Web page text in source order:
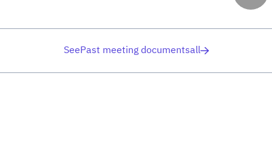
SeePast meeting documentsall